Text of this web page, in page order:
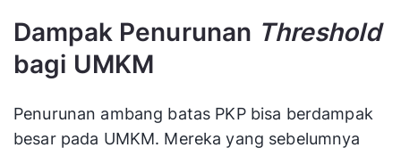
Dampak Penurunan Threshold
bagi UMKM
Penurunan ambang batas PKP bisa berdampak
besar pada UMKM. Mereka yang sebelumnya